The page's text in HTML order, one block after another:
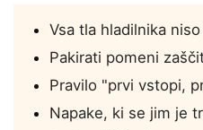
Vsa tla hladilnika
Pakirati pomeni
Pravilo "prvi vstopi,
Napake, ki se jim je